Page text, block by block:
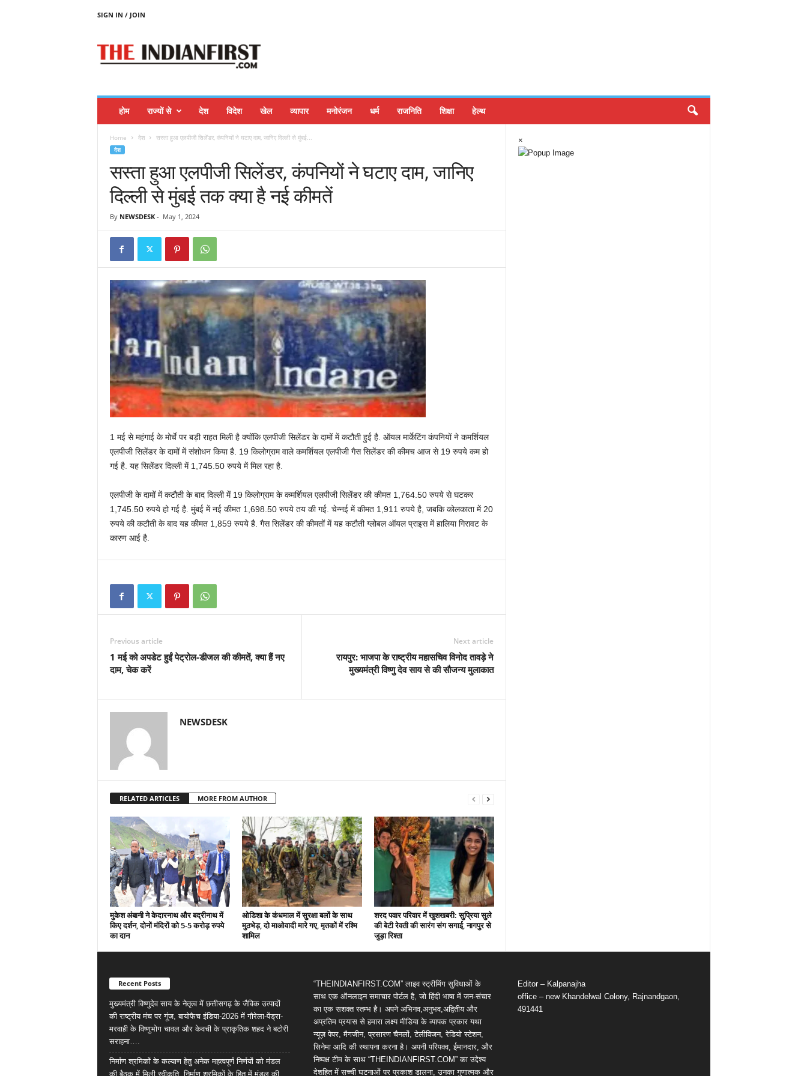
SIGN IN / JOIN
होम राज्यों से देश विदेश खेल व्यापार मनोरंजन धर्म राजनिति शिक्षा हेल्थ
Home देश सस्ता हुआ एलपीजी सिलेंडर, कंपनियों ने घटाए दाम, जानिए दिल्ली से मुंबई...
देश
सस्ता हुआ एलपीजी सिलेंडर, कंपनियों ने घटाए दाम, जानिए
दिल्ली से मुंबई तक क्या है नई कीमतें
By NEWSDESK- May 1, 2024
1 मई से महंगाई के मोर्चे पर बड़ी राहत मिली है क्योंकि एलपीजी सिलेंडर के दामों में कटौती हुई है. ऑयल मार्केटिंग कंपनियों ने कमर्शियल
एलपीजी सिलेंडर के दामों में संशोधन किया है. 19 किलोग्राम वाले कमर्शियल एलपीजी गैस सिलेंडर की कीमच आज से 19 रुपये कम हो
गई है. यह सिलेंडर दिल्ली में 1,745.50 रुपये में मिल रहा है.
एलपीजी के दामों में कटौती के बाद दिल्ली में 19 किलोग्राम के कमर्शियल एलपीजी सिलेंडर की कीमत 1,764.50 रुपये से घटकर
1,745.50 रुपये हो गई है. मुंबई में नई कीमत 1,698.50 रुपये तय की गई. चेन्नई में कीमत 1,911 रुपये है, जबकि कोलकाता में 20
रुपये की कटौती के बाद यह कीमत 1,859 रुपये है. गैस सिलेंडर की कीमतों में यह कटौती ग्लोबल ऑयल प्राइस में हालिया गिरावट के
कारण आई है.
Previous article
1 मई को अपडेट हुईं पेट्रोल-डीजल की कीमतें, क्या हैं नए
दाम, चेक करें
Next article
रायपुर: भाजपा के राष्ट्रीय महासचिव विनोद तावड़े ने
मुख्यमंत्री विष्णु देव साय से की सौजन्य मुलाकात
NEWSDESK
RELATED ARTICLES MORE FROM AUTHOR
मुकेश अंबानी ने केदारनाथ और बद्रीनाथ में
किए दर्शन, दोनों मंदिरों को 5-5 करोड़ रुपये
का दान
ओडिशा के कंधमाल में सुरक्षा बलों के साथ
मुठभेड़, दो माओवादी मारे गए, मृतकों में रश्मि
शामिल
शरद पवार परिवार में खुशखबरी: सुप्रिया सुले
की बेटी रेवती की सारंग संग सगाई, नागपुर से
जुड़ा रिश्ता
×
Recent Posts
मुख्यमंत्री विष्णुदेव साय के नेतृत्व में छत्तीसगढ़ के जैविक उत्पादों
की राष्ट्रीय मंच पर गूंज, बायोफैच इंडिया-2026 में गौरेला-पेंड्रा-
मरवाही के विष्णुभोग चावल और केवची के प्राकृतिक शहद ने बटोरी
सराहना….
निर्माण श्रमिकों के कल्याण हेतु अनेक महत्वपूर्ण निर्णयों को मंडल
की बैठक में मिली स्वीकृति, निर्माण श्रमिकों के हित में मंडल की
“THEINDIANFIRST.COM” लाइव स्ट्रीमिंग सुविधाओं के
साथ एक ऑनलाइन समाचार पोर्टल है, जो हिंदी भाषा में जन-संचार
का एक सशक्त स्तम्भ है। अपने अभिनव,अनुभव,अद्वितीय और
अप्रतिम प्रयास से हमारा लक्ष्य मीडिया के व्यापक प्रकार यथा
न्यूज़ पेपर, मैगजीन, प्रसारण चैनलों, टेलीविजन, रेडियो स्टेशन,
सिनेमा आदि की स्थापना करना है। अपनी परिपक्व, ईमानदार, और
निष्पक्ष टीम के साथ “THEINDIANFIRST.COM” का उद्देश्य
देशहित में सच्ची घटनाओं पर प्रकाश डालना, उनका गुणात्मक और
Editor – Kalpanajha
office – new Khandelwal Colony, Rajnandgaon,
491441